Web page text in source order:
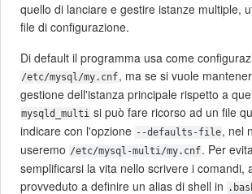
quello di lanciare e gestire istanze multiple,
file di configurazione.
Di default il programma usa come
/etc/mysql/my.cnf, ma se si vuole
gestione dell'istanza principale rispetto a
mysqld_multi si può fare ricorso ad un file
indicare con l'opzione --defaults-file, nel
useremo /etc/mysql-multi/my.cnf. Per
semplificarsi la vita nello scrivere i comandi,
provveduto a definire un alias di shell in